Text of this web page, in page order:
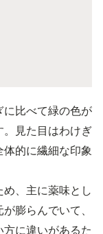
に比べて緑の色が
見た目はわけぎ
的に繊細な印象
、主に薬味とし
膨らんでいて、
に違いがあるた